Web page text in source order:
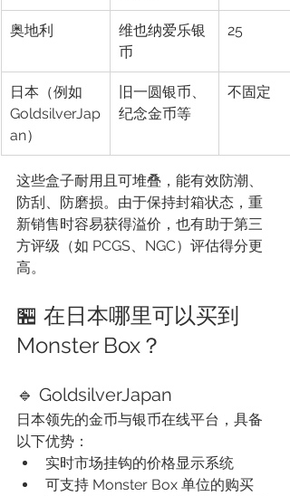
奥地利
维也纳爱乐银
币
25
日本（例如
GoldsilverJap
an）
旧一圆银币、
纪念金币等
不固定
这些盒子耐用且可堆叠，能有效防潮、
防刮、防磨损。由于保持封箱状态，重
新销售时容易获得溢价，也有助于第三
方评级（如 PCGS、NGC）评估得分更
高。
🏪 在日本哪里可以买到
Monster Box？
🔹 GoldsilverJapan
日本领先的金币与银币在线平台，具备
以下优势：
实时市场挂钩的价格显示系统
可支持 Monster Box 单位的购买